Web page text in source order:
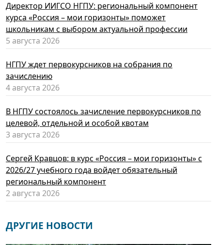
Директор ИИГСО НГПУ: региональный компонент
курса «Россия – мои горизонты» поможет
школьникам с выбором актуальной профессии
5 августа 2026
НГПУ ждет первокурсников на собрания по
зачислению
4 августа 2026
В НГПУ состоялось зачисление первокурсников по
целевой, отдельной и особой квотам
3 августа 2026
Сергей Кравцов: в курс «Россия – мои горизонты» с
2026/27 учебного года войдет обязательный
региональный компонент
2 августа 2026
ДРУГИЕ НОВОСТИ